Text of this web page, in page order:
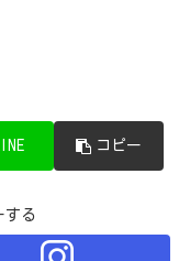
コピー
する